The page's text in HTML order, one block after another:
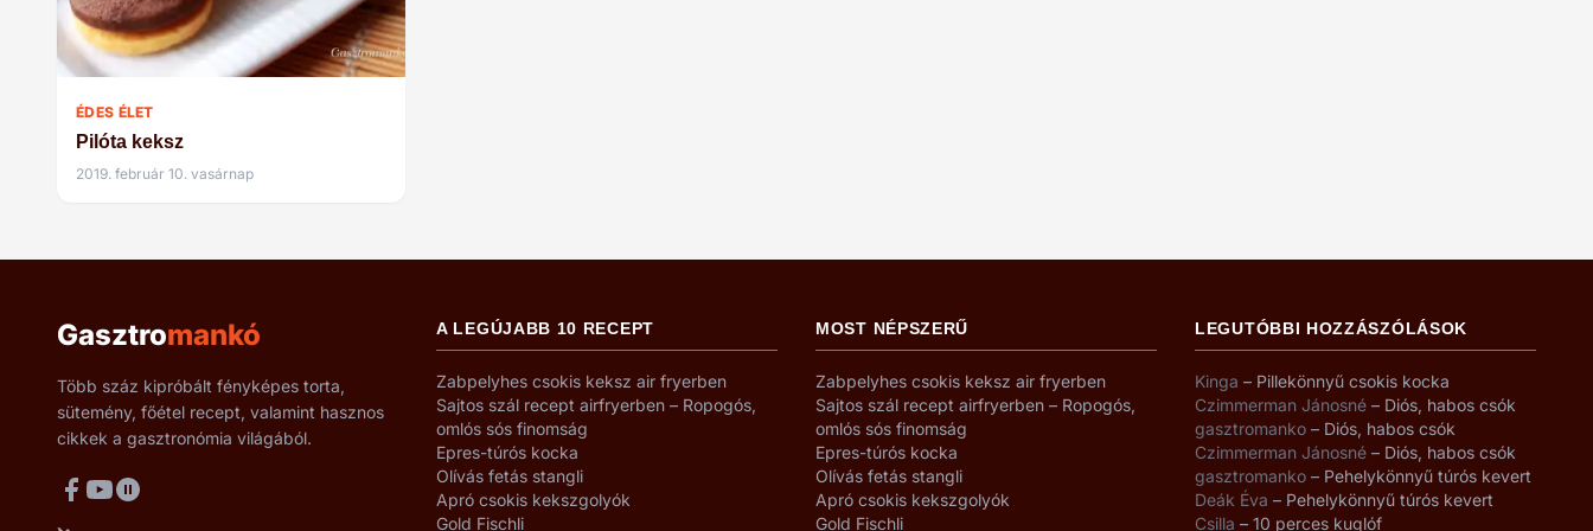
ÉDES ÉLET
Pilóta keksz
2019. február 10. vasárnap
Gasztromankó
Több száz kipróbált fényképes torta,
sütemény, főétel recept, valamint hasznos
cikkek a gasztronómia világából.
A LEGÚJABB 10 RECEPT
Zabpelyhes csokis keksz air fryerben
Sajtos szál recept airfryerben – Ropogós,
omlós sós finomság
Epres-túrós kocka
Olívás fetás stangli
Apró csokis kekszgolyók
Gold Fischli
MOST NÉPSZERŰ
Zabpelyhes csokis keksz air fryerben
Sajtos szál recept airfryerben – Ropogós,
omlós sós finomság
Epres-túrós kocka
Olívás fetás stangli
Apró csokis kekszgolyók
Gold Fischli
LEGUTÓBBI HOZZÁSZÓLÁSOK
Kinga – Pillekönnyű csokis kocka
Czimmerman Jánosné – Diós, habos csók
gasztromanko – Diós, habos csók
Czimmerman Jánosné – Diós, habos csók
gasztromanko – Pehelykönnyű túrós kevert
Deák Éva – Pehelykönnyű túrós kevert
Csilla – 10 perces kuglóf